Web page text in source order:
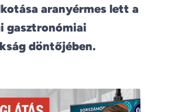
aranyérmes lett a
gasztronómiai
döntőjében.